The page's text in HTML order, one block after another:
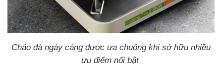
Chảo đá ngày càng được ưa chuộng khi sở hữu nhiều
ưu điểm nổi bật